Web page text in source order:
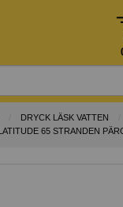
DRYCK LÄSK VATTEN
LATITUDE 65 STRANDEN